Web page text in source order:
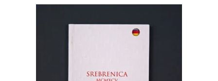
DODAJTE U KORPU